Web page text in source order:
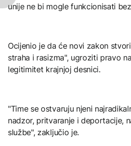
unije ne bi mogle funkcionisati
Ocijenio je da će novi zakon
straha i rasizma", ugroziti pravo
legitimitet krajnjoj desnici.
"Time se ostvaruju njeni
nadzor, pritvaranje i deportacije,
službe", zaključio je.